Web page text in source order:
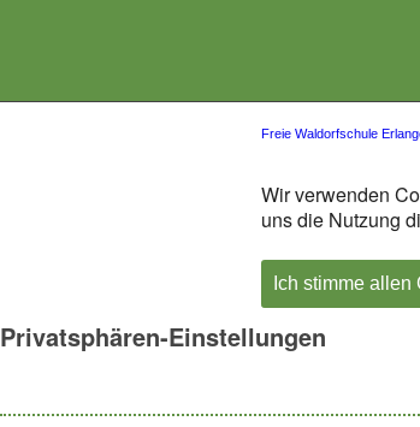
Freie Waldorfschule
Wir verwenden
uns die Nutzung
Ich stimme allen
Privatsphären-Einstellungen